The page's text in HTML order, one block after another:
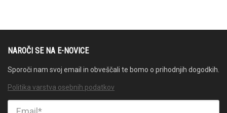
NAROČI SE NA E-NOVICE
Sporoči nam svoj email in obveščali te bomo o prihodnjih dogodkih.
Politika varstva osebnih podatkov